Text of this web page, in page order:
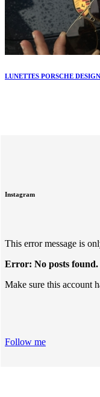
LUNETTES PORSCHE DESIGN
Instagram
This error message is
Error: No posts found.
Make sure this account
Follow me